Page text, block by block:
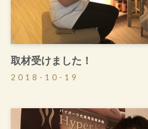
取材受けました！
2018-10-19